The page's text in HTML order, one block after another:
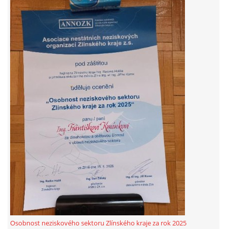
© 2026 eStránky.cz |RSS
Osobnost neziskového sektoru Zlínského kraje za rok 2025